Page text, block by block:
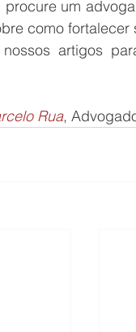
procure um
como
nossos artigos
Rua,